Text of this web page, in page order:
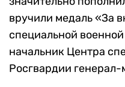
вручили медаль «За
специальной
начальник Центра
Росгвардии